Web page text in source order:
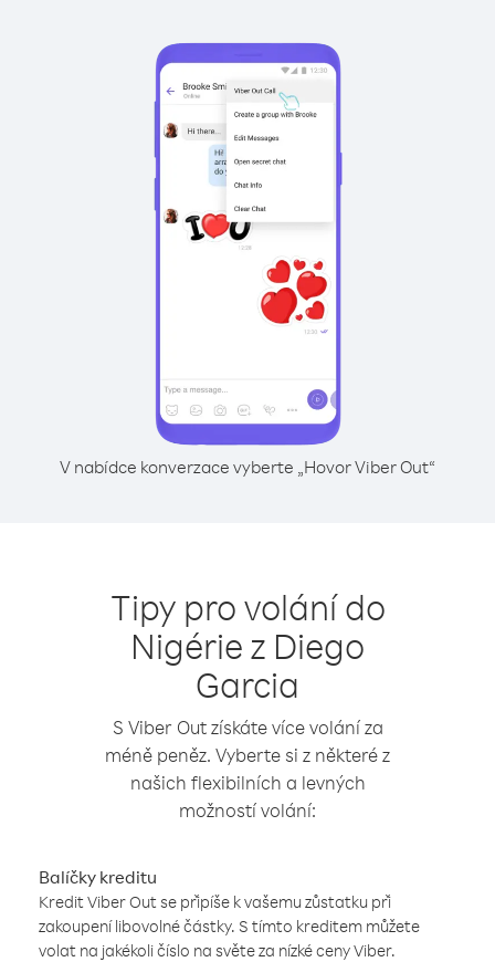
V nabídce konverzace vyberte „Hovor Viber Out“
Tipy pro volání do
Nigérie z Diego
Garcia
S Viber Out získáte více volání za
méně peněz. Vyberte si z některé z
našich flexibilních a levných
možností volání:
Balíčky kreditu
Kredit Viber Out se připíše k vašemu zůstatku při
zakoupení libovolné částky. S tímto kreditem můžete
volat na jakékoli číslo na světe za nízké ceny Viber.